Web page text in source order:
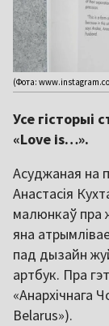
(Фота:
Усе гісторыі
«Love is…».
Асуджаная на
Анастасія
малюнкаў пра
яна
пад дызайн
артбук. Пра
«Анархічнага
Belarus»).